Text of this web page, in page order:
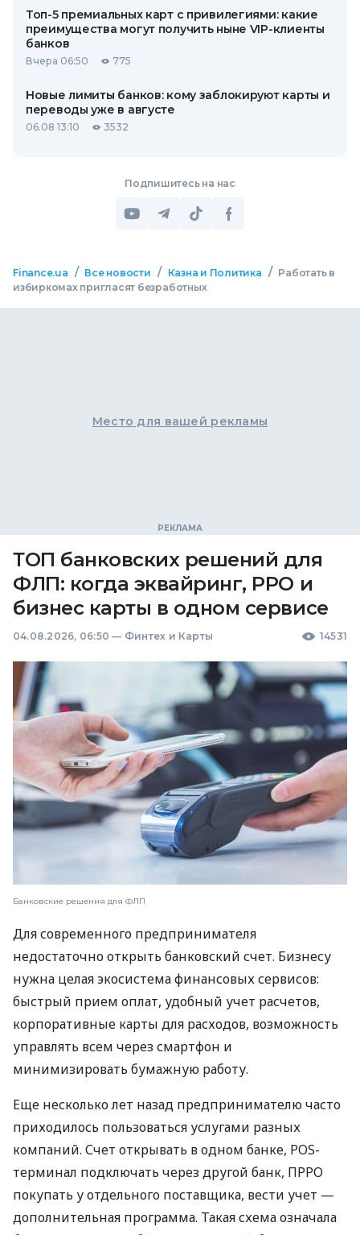
Топ-5 премиальных карт с привилегиями: какие
преимущества могут получить ныне VIP-клиенты
банков
Вчера 06:50 775
Новые лимиты банков: кому заблокируют карты и
переводы уже в августе
06.08 13:10 3532
Подпишитесь на нас
Finance.ua / Все новости / Казна и Политика / Работать в
избиркомах пригласят безработных
Место для вашей рекламы
ТОП банковских решений для
ФЛП: когда эквайринг, РРО и
бизнес карты в одном сервисе
04.08.2026, 06:50 — Финтех и Карты 14531
Банковские решения для ФЛП
Для современного предпринимателя
недостаточно открыть банковский счет. Бизнесу
нужна целая экосистема финансовых сервисов:
быстрый прием оплат, удобный учет расчетов,
корпоративные карты для расходов, возможность
управлять всем через смартфон и
минимизировать бумажную работу.
Еще несколько лет назад предпринимателю часто
приходилось пользоваться услугами разных
компаний. Счет открывать в одном банке, POS-
терминал подключать через другой банк, ПРРО
покупать у отдельного поставщика, вести учет —
дополнительная программа. Такая схема означала